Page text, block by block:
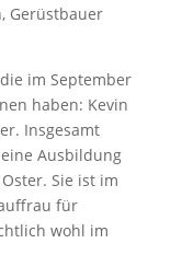
Gerüstbauer
im September
haben: Kevin
Insgesamt
Ausbildung
Sie ist im
für
wohl im